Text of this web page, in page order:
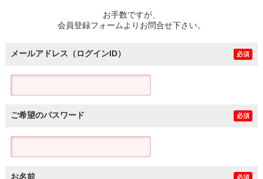
お手数ですが、
会員登録フォームよりお問合せ下さい。
メールアドレス（ログインID） 必須
ご希望のパスワード 必須
お名前 必須